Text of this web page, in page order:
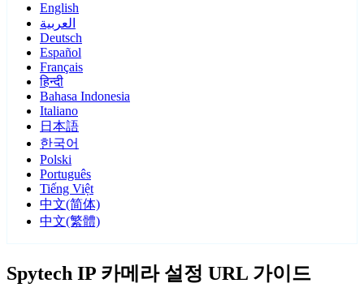
English
العربية
Deutsch
Español
Français
हिन्दी
Bahasa Indonesia
Italiano
日本語
한국어
Polski
Português
Tiếng Việt
中文(简体)
中文(繁體)
Spytech IP 카메라 설정 URL 가이드